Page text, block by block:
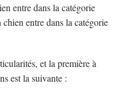
entre dans la catégorie
entre dans la catégorie
et la première à
est la suivante :